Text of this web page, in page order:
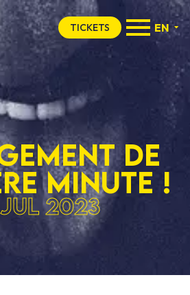
TICKETS EN
de
minute !
Jul 2023